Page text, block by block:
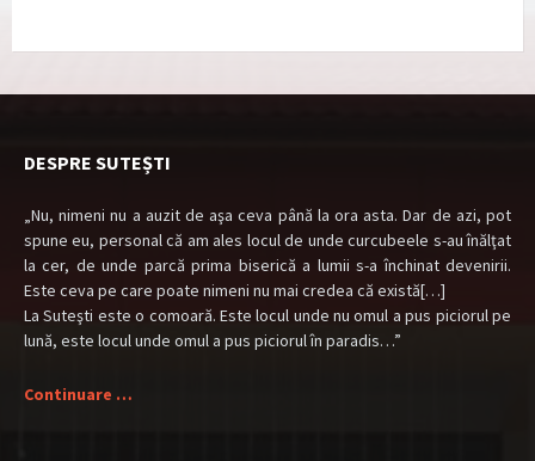
DESPRE SUTEȘTI
„Nu, nimeni nu a auzit de aşa ceva până la ora asta. Dar de azi, pot
spune eu, personal că am ales locul de unde curcubeele s-au înălţat
la cer, de unde parcă prima biserică a lumii s-a închinat devenirii.
Este ceva pe care poate nimeni nu mai credea că există[…]
La Suteşti este o comoară. Este locul unde nu omul a pus piciorul pe
lună, este locul unde omul a pus piciorul în paradis…”
Continuare …